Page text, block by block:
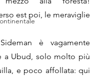
est poi, le meraviglie
è vagamente
a Ubud, solo molto più
e poco affollata: qui